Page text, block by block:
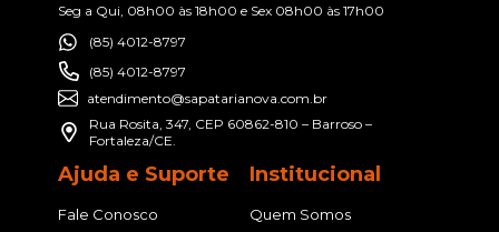
Seg a Qui, 08h00 às 18h00 e Sex 08h00 às 17h00
(85) 4012-8797
(85) 4012-8797
atendimento@sapatarianova.com.br
Rua Rosita, 347, CEP 60862-810 – Barroso –
Fortaleza/CE.
Ajuda e Suporte
Fale Conosco
Institucional
Quem Somos